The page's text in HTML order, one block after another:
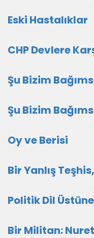
Eski Hastalıklar
CHP Devlere
Şu Bizim
Şu Bizim
Oy ve Berisi
Bir Yanlış
Politik Dil Üstüne
Bir Militan: